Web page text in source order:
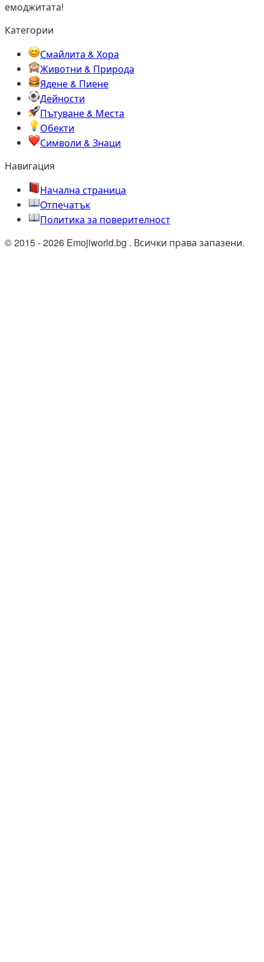
емоджитата!
Категории
Смайлита & Хора
Животни & Природа
Ядене & Пиене
Дейности
Пътуване & Места
Обекти
Символи & Знаци
Навигация
Начална страница
Oтпечатък
Политика за поверителност
© 2015 - 2026 Emojiworld.bg . Всички права запазени.